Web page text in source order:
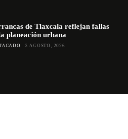
de Tlaxcala reflejan fallas
planeación urbana
3 AGOSTO, 2026